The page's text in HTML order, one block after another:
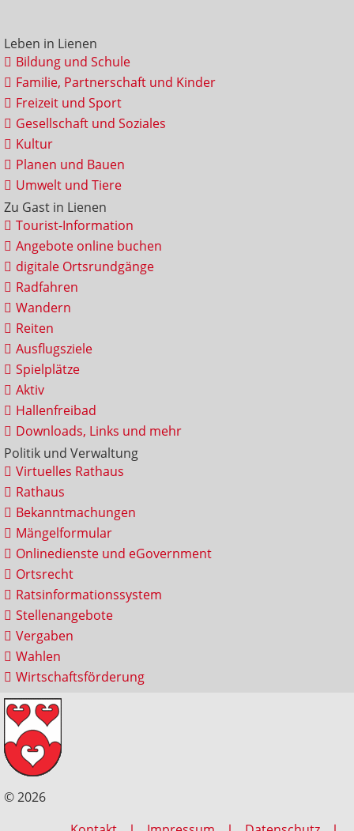
Leben in Lienen
Bildung und Schule
Familie, Partnerschaft und Kinder
Freizeit und Sport
Gesellschaft und Soziales
Kultur
Planen und Bauen
Umwelt und Tiere
Zu Gast in Lienen
Tourist-Information
Angebote online buchen
digitale Ortsrundgänge
Radfahren
Wandern
Reiten
Ausflugsziele
Spielplätze
Aktiv
Hallenfreibad
Downloads, Links und mehr
Politik und Verwaltung
Virtuelles Rathaus
Rathaus
Bekanntmachungen
Mängelformular
Onlinedienste und eGovernment
Ortsrecht
Ratsinformationssystem
Stellenangebote
Vergaben
Wahlen
Wirtschaftsförderung
© 2026